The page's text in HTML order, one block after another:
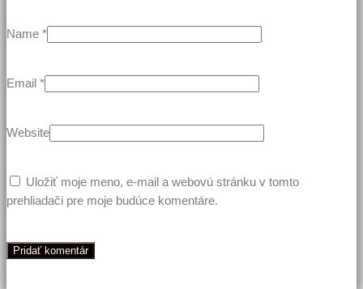
Name *
Email *
Website
Uložiť moje meno, e-mail a webovú stránku v tomto
prehliadači pre moje budúce komentáre.